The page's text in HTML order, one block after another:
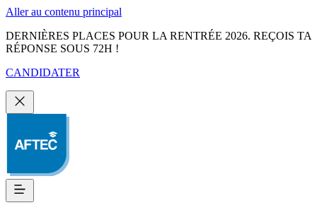
Aller au contenu principal
DERNIÈRES PLACES POUR LA RENTRÉE 2026. REÇOIS TA
RÉPONSE SOUS 72H !
CANDIDATER